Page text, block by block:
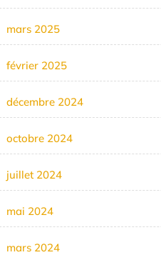
mars 2025
février 2025
décembre 2024
octobre 2024
juillet 2024
mai 2024
mars 2024